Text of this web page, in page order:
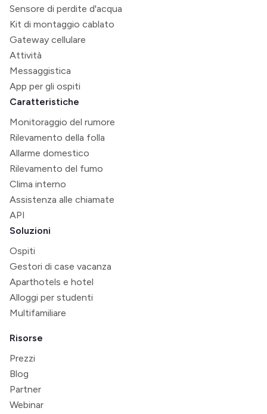
Sensore di perdite d'acqua
Kit di montaggio cablato
Gateway cellulare
Attività
Messaggistica
App per gli ospiti
Caratteristiche
Monitoraggio del rumore
Rilevamento della folla
Allarme domestico
Rilevamento del fumo
Clima interno
Assistenza alle chiamate
API
Soluzioni
Ospiti
Gestori di case vacanza
Aparthotels e hotel
Alloggi per studenti
Multifamiliare
Risorse
Prezzi
Blog
Partner
Webinar